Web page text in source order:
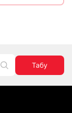
Табу